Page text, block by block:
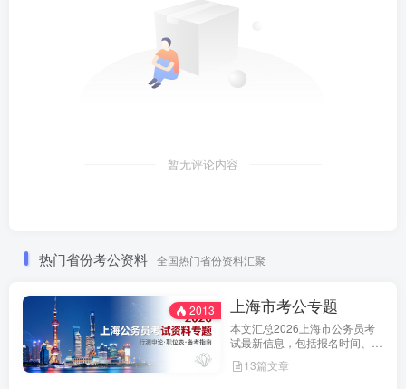
暂无评论内容
热门省份考公资料 全国热门省份资料汇聚
2013 上海市考公专题
本文汇总2026上海市公务员考
试最新信息，包括报名时间、招
测申论备考指南。通过政策解读
13篇文章